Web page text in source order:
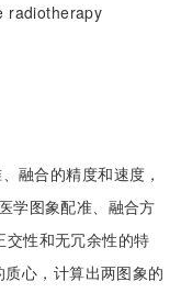
radiotherapy
融合的精度和速度，
学图象配准、融合方
性和无冗余性的特
心，计算出两图象的